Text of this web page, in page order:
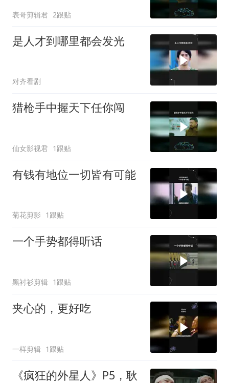
表哥剪辑君 2跟贴
是人才到哪里都会发光
对齐看剧
猎枪手中握天下任你闯
仙女影视君 1跟贴
有钱有地位一切皆有可能
菊花剪影 1跟贴
一个手势都得听话
黑衬衫剪辑 1跟贴
夹心的，更好吃
一样剪辑 1跟贴
《疯狂的外星人》P5，耿